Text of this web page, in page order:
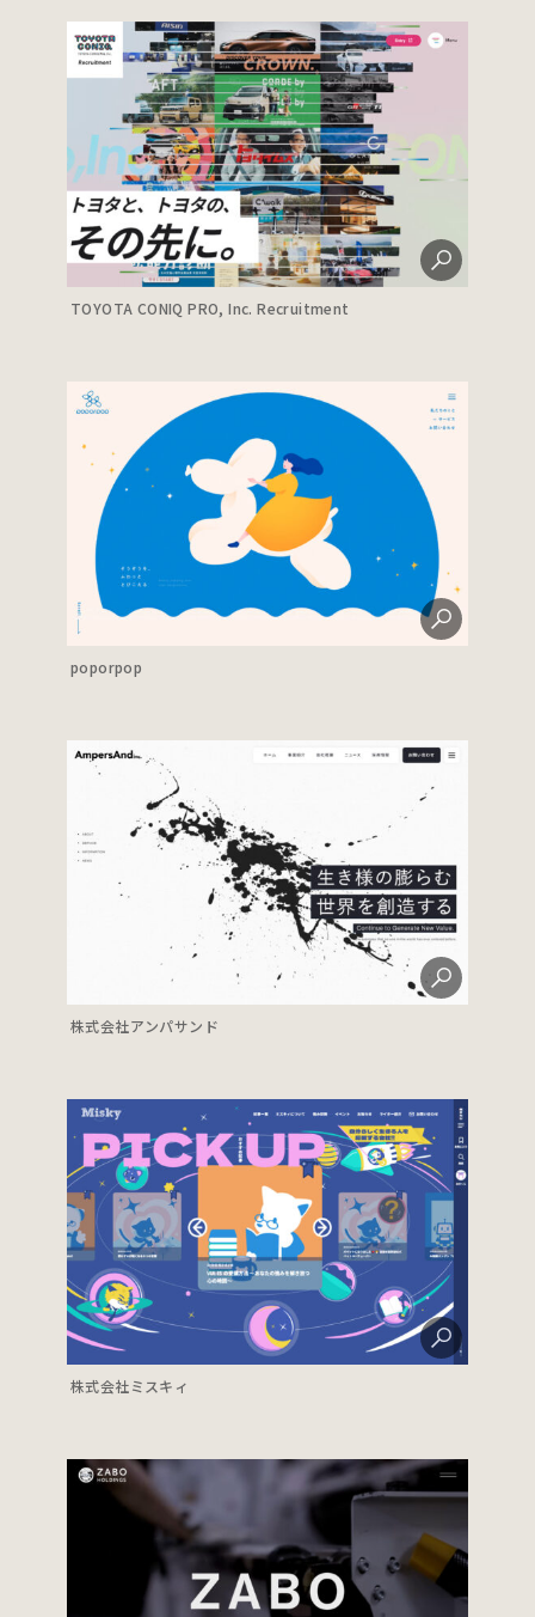
TOYOTA CONIQ PRO, Inc. Recruitment
poporpop
株式会社アンパサンド
株式会社ミスキィ